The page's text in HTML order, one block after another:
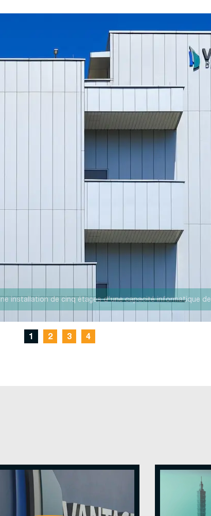
à la fois des déploiements infonuagiques et à haute densité.
1 2 3 4